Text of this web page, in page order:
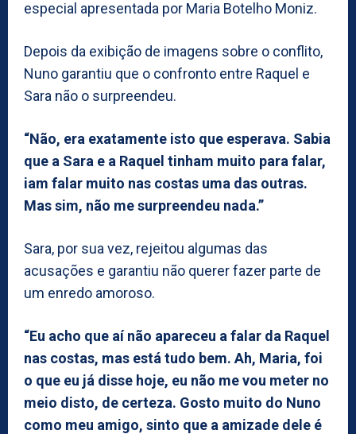
especial apresentada por Maria Botelho Moniz.
Depois da exibição de imagens sobre o conflito,
Nuno garantiu que o confronto entre Raquel e
Sara não o surpreendeu.
“Não, era exatamente isto que esperava. Sabia
que a Sara e a Raquel tinham muito para falar,
iam falar muito nas costas uma das outras.
Mas sim, não me surpreendeu nada.”
Sara, por sua vez, rejeitou algumas das
acusações e garantiu não querer fazer parte de
um enredo amoroso.
“Eu acho que aí não apareceu a falar da Raquel
nas costas, mas está tudo bem. Ah, Maria, foi
o que eu já disse hoje, eu não me vou meter no
meio disto, de certeza. Gosto muito do Nuno
como meu amigo, sinto que a amizade dele é